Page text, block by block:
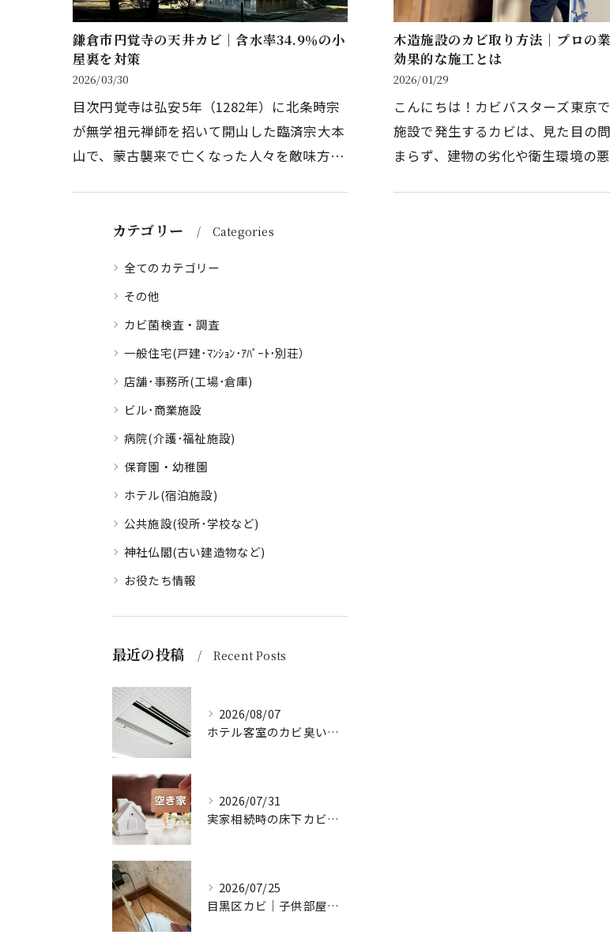
鎌倉市円覚寺の天井カビ｜含水率34.9％の小
屋裏を対策
2026/03/30
目次円覚寺は弘安5年（1282年）に北条時宗
が無学祖元禅師を招いて開山した臨済宗大本
山で、蒙古襲来で亡くなった人々を敵味方な
木造施設のカビ取り方法｜プロの
効果的な施工とは
2026/01/29
こんにちは！カビバスターズ東京
施設で発生するカビは、見た目の
まらず、建物の劣化や衛生環境の
カテゴリー Categories
全てのカテゴリー
その他
カビ菌検査・調査
一般住宅(戸建･ﾏﾝｼｮﾝ･ｱﾊﾟｰﾄ･別荘）
店舗･事務所(工場･倉庫)
ビル･商業施設
病院(介護･福祉施設)
保育園・幼稚園
ホテル(宿泊施設)
公共施設(役所･学校など)
神社仏閣(古い建造物など)
お役たち情報
最近の投稿 Recent Posts
2026/08/07
ホテル客室のカビ臭い対策！口コミ評価を守るエアコン防カビ術
2026/07/31
実家相続時の床下カビ対策｜空き家の資産価値を落とさない除カビ
2026/07/25
目黒区カビ｜子供部屋の冬型結露と壁床のカビ除去